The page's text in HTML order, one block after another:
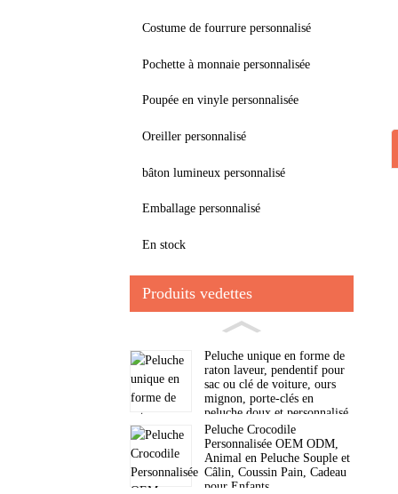
Costume de fourrure personnalisé
Pochette à monnaie personnalisée
Poupée en vinyle personnalisée
Oreiller personnalisé
bâton lumineux personnalisé
Emballage personnalisé
En stock
Produits vedettes
Peluche unique en forme de
raton laveur, pendentif pour
sac ou clé de voiture, ours
mignon, porte-clés en
peluche doux et personnalisé.
Peluche Crocodile
Personnalisée OEM ODM,
Animal en Peluche Souple et
Câlin, Coussin Pain, Cadeau
pour Enfants